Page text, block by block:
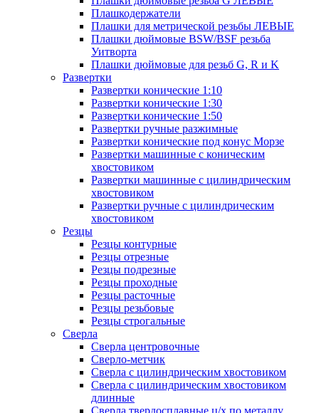
Плашкодержатели
Плашки для метрической резьбы ЛЕВЫЕ
Плашки дюймовые BSW/BSF резьба
Уитворта
Плашки дюймовые для резьб G, R и K
Развертки
Развертки конические 1:10
Развертки конические 1:30
Развертки конические 1:50
Развертки ручные разжимные
Развертки конические под конус Морзе
Развертки машинные с коническим
хвостовиком
Развертки машинные с цилиндрическим
хвостовиком
Развертки ручные с цилиндрическим
хвостовиком
Резцы
Резцы контурные
Резцы отрезные
Резцы подрезные
Резцы проходные
Резцы расточные
Резцы резьбовые
Резцы строгальные
Сверла
Сверла центровочные
Сверло-метчик
Сверла с цилиндрическим хвостовиком
Сверла с цилиндрическим хвостовиком
длинные
Сверла твердосплавные ц/х по металлу